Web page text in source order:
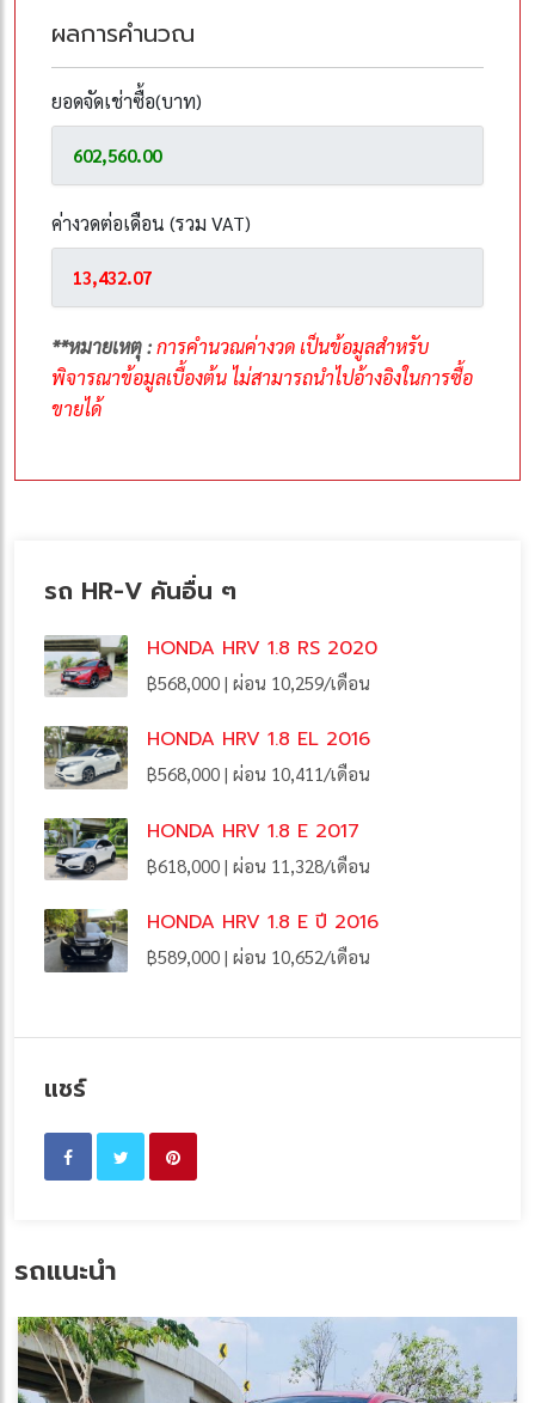
ผลการคำนวณ
ยอดจัดเช่าซื้อ(บาท)
ค่างวดต่อเดือน (รวม VAT)
**หมายเหตุ :การคำนวณค่างวด เป็นข้อมูลสำหรับ
พิจารณาข้อมูลเบื้องต้น ไม่สามารถนำไปอ้างอิงในการซื้อ
ขายได้
รถ HR-V คันอื่น ๆ
HONDA HRV 1.8 RS 2020
฿568,000 | ผ่อน 10,259/เดือน
HONDA HRV 1.8 EL 2016
฿568,000 | ผ่อน 10,411/เดือน
HONDA HRV 1.8 E 2017
฿618,000 | ผ่อน 11,328/เดือน
HONDA HRV 1.8 E ปี 2016
฿589,000 | ผ่อน 10,652/เดือน
แชร์
รถแนะนำ